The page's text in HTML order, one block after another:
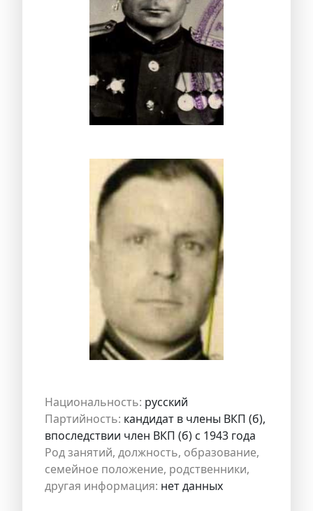
Национальность: русский
Партийность: кандидат в члены ВКП (б),
впоследствии член ВКП (б) с 1943 года
Род занятий, должность, образование,
семейное положение, родственники,
другая информация: нет данных